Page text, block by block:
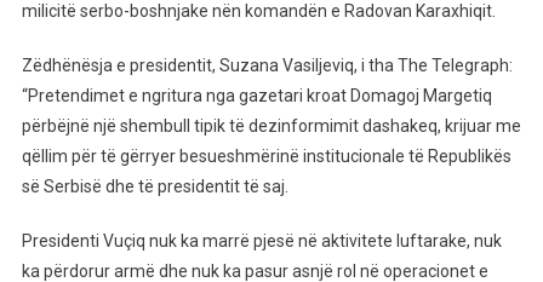
milicitë serbo-boshnjake nën komandën e Radovan Karaxhiqit.
Zëdhënësja e presidentit, Suzana Vasiljeviq, i tha The Telegraph:
“Pretendimet e ngritura nga gazetari kroat Domagoj Margetiq
përbëjnë një shembull tipik të dezinformimit dashakeq, krijuar me
qëllim për të gërryer besueshmërinë institucionale të Republikës
së Serbisë dhe të presidentit të saj.
Presidenti Vuçiq nuk ka marrë pjesë në aktivitete luftarake, nuk
ka përdorur armë dhe nuk ka pasur asnjë rol në operacionet e